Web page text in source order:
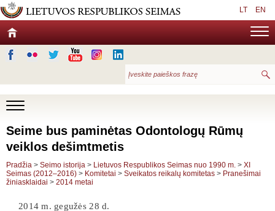
LT EN
Seime bus paminėtas Odontologų Rūmų
veiklos dešimtmetis
Pradžia > Seimo istorija > Lietuvos Respublikos Seimas nuo 1990 m. > XI
Seimas (2012–2016) > Komitetai > Sveikatos reikalų komitetas > Pranešimai
žiniasklaidai > 2014 metai
2014 m. gegužės 28 d.